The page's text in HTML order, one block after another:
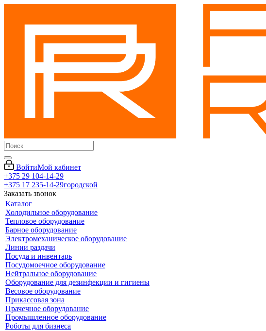
ВойтиМой кабинет
+375 29 104-14-29
+375 17 235-14-29городской
Заказать звонок
Каталог
Холодильное оборудование
Тепловое оборудование
Барное оборудование
Электромеханическое оборудование
Линии раздачи
Посуда и инвентарь
Посудомоечное оборудование
Нейтральное оборудование
Оборудование для дезинфекции и гигиены
Весовое оборудование
Прикассовая зона
Прачечное оборудование
Промышленное оборудование
Роботы для бизнеса